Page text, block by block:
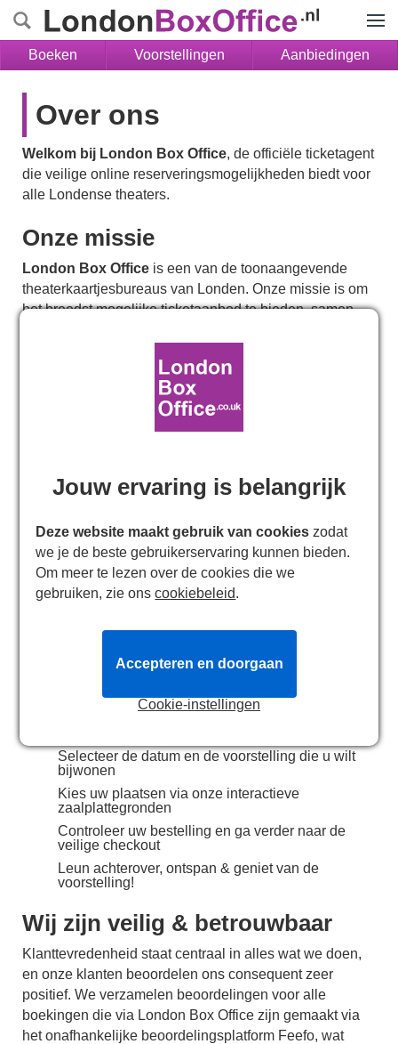
Boeken Voorstellingen Aanbiedingen
Over ons
Welkom bij London Box Office, de officiële ticketagent
die veilige online reserveringsmogelijkheden biedt voor
alle Londense theaters.
Onze missie
London Box Office is een van de toonaangevende
theaterkaartjesbureaus van Londen. Onze missie is om
het breedst mogelijke ticketaanbod te bieden, samen
mensen en in de nieuwste technologie om u directe
toegang te geven tot de kassasystemen van de
Londense theaters. Ons team van theaterspecialisten
biedt actuele informatie en concurrerende prijzen door
ticketallocaties veilig en kopen we voorraad vooraf in
door een uitstekende beschikbaarheid van tickets is.
Als een werkelijk onafhankelijke en officiële agent die
het grootste aantal ticketdeals in het West End aanbiedt,
is onze voortdurende uitdaging om zichtbaar te blijven
Boek uw theaterkaartjes online
Selecteer de datum en de voorstelling die u wilt
bijwonen
Kies uw plaatsen via onze interactieve
zaalplattegronden
Controleer uw bestelling en ga verder naar de
veilige checkout
Leun achterover, ontspan & geniet van de
voorstelling!
Wij zijn veilig & betrouwbaar
Klanttevredenheid staat centraal in alles wat we doen,
en onze klanten beoordelen ons consequent zeer
positief. We verzamelen beoordelingen voor alle
boekingen die via London Box Office zijn gemaakt via
het onafhankelijke beoordelingsplatform Feefo, wat
Jouw ervaring is belangrijk
Deze website maakt gebruik van cookies zodat
we je de beste gebruikerservaring kunnen bieden.
Om meer te lezen over de cookies die we
gebruiken, zie onscookiebeleid.
Cookie-instellingen
Accepteren en doorgaan